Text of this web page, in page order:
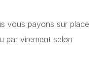
vous payons sur place
par virement selon